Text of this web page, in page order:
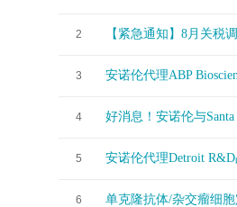
2 【紧急通知】8月关税
3 安诺伦代理ABP
4 好消息！安诺伦与
5 安诺伦代理Detroit
6 单克隆抗体/杂交瘤细